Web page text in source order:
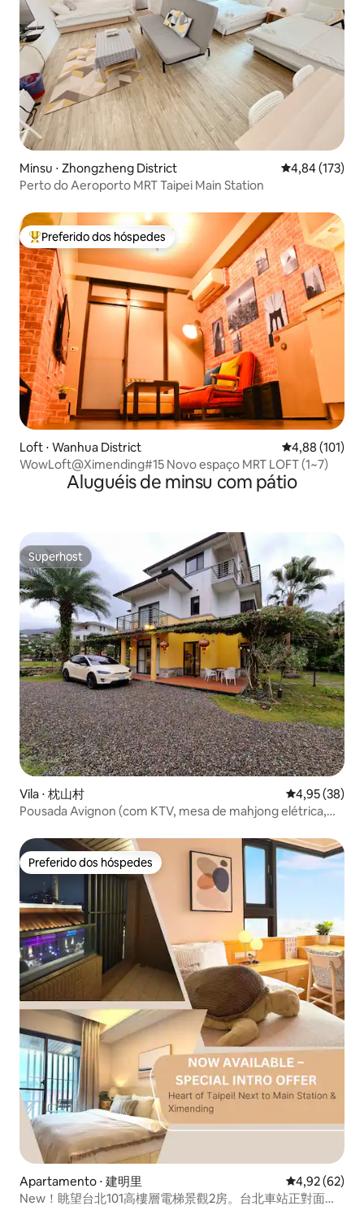
Minsu ⋅ Zhongzheng District 4,84 de uma
4,84 (173)
Perto do Aeroporto MRT Taipei Main Station
Entre os melhores preferidos dos hóspedes
Preferido dos hóspedes
Loft ⋅ Wanhua District 4,88 de uma
4,88 (101)
WowLoft@Ximending#15 Novo espaço MRT LOFT (1~7)
Aluguéis de minsu com pátio
Superhost
Superhost
Vila ⋅ 枕山村 4,95 de uma
4,95 (38)
Pousada Avignon (com KTV, mesa de mahjong elétrica,
Preferido dos hóspedes
Preferido dos hóspedes
Apartamento ⋅ 建明里 4,92 de uma
4,92 (62)
New！眺望台北101高樓層電梯景觀2房。台北車站正對面，